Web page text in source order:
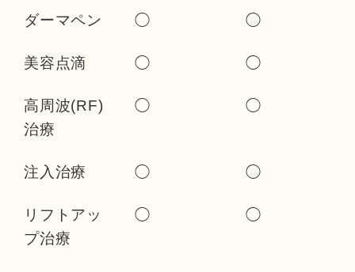
ダーマペン ◯ ◯
美容点滴 ◯ ◯
高周波(RF)
治療
◯ ◯
注入治療 ◯ ◯
リフトアッ
プ治療
◯ ◯